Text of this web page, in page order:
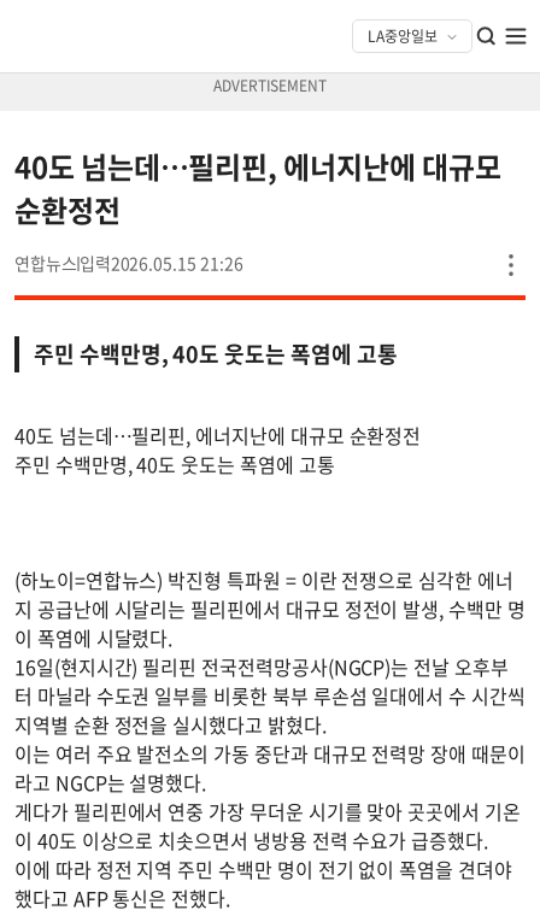
40도 넘는데…필리핀, 에너지난에 대규모
순환정전
연합뉴스 2026.05.15 21:26
주민 수백만명, 40도 웃도는 폭염에 고통
40도 넘는데…필리핀, 에너지난에 대규모 순환정전
주민 수백만명, 40도 웃도는 폭염에 고통
(하노이=연합뉴스) 박진형 특파원 = 이란 전쟁으로 심각한 에너
지 공급난에 시달리는 필리핀에서 대규모 정전이 발생, 수백만 명
이 폭염에 시달렸다.
16일(현지시간) 필리핀 전국전력망공사(NGCP)는 전날 오후부
터 마닐라 수도권 일부를 비롯한 북부 루손섬 일대에서 수 시간씩
지역별 순환 정전을 실시했다고 밝혔다.
이는 여러 주요 발전소의 가동 중단과 대규모 전력망 장애 때문이
라고 NGCP는 설명했다.
게다가 필리핀에서 연중 가장 무더운 시기를 맞아 곳곳에서 기온
이 40도 이상으로 치솟으면서 냉방용 전력 수요가 급증했다.
이에 따라 정전 지역 주민 수백만 명이 전기 없이 폭염을 견뎌야
했다고 AFP 통신은 전했다.